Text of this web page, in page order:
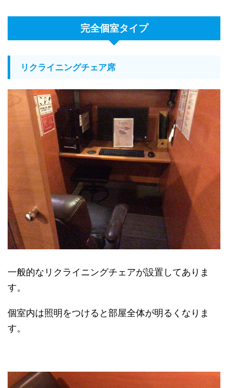
完全個室タイプ
リクライニングチェア席
一般的なリクライニングチェアが設置してありま
す。
個室内は照明をつけると部屋全体が明るくなりま
す。